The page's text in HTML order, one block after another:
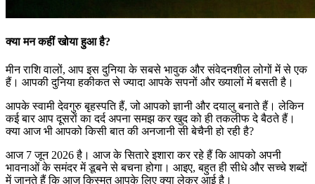
क्या मन कहीं खोया हुआ है?
मीन राशि वालों, आप इस दुनिया के सबसे भावुक और संवेदनशील लोगों में से एक
हैं। आपकी दुनिया हकीकत से ज्यादा आपके सपनों और ख्यालों में बसती है।
आपके स्वामी देवगुरु बृहस्पति हैं, जो आपको ज्ञानी और दयालु बनाते हैं। लेकिन
कई बार आप दूसरों का दर्द अपना समझ कर खुद को ही तकलीफ दे बैठते हैं।
क्या आज भी आपको किसी बात की अनजानी सी बेचैनी हो रही है?
आज 7 जून 2026 है। आज के सितारे इशारा कर रहे हैं कि आपको अपनी
भावनाओं के समंदर में डूबने से बचना होगा। आइए, बहुत ही सीधे और सच्चे शब्दों
में जानते हैं कि आज किस्मत आपके लिए क्या लेकर आई है।